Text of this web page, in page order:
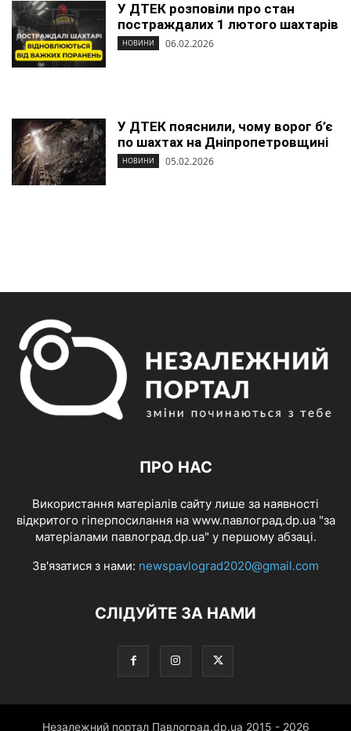
У ДТЕК розповіли про стан
постраждалих 1 лютого шахтарів
НОВИНИ 06.02.2026
У ДТЕК пояснили, чому ворог б’є
по шахтах на Дніпропетровщині
НОВИНИ 05.02.2026
ПРО НАС
Використання матеріалів сайту лише за наявності
відкритого гіперпосилання на www.павлоград.dp.ua "за
матеріалами павлоград.dp.ua" у першому абзаці.
Зв'язатися з нами: newspavlograd2020@gmail.com
СЛІДУЙТЕ ЗА НАМИ
Незалежний портал Павлоград.dp.ua 2015 - 2026